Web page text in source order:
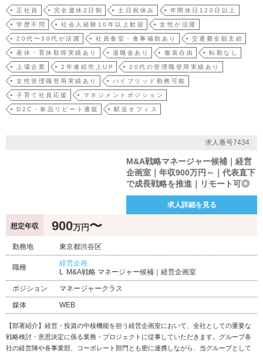
ィング、コンテンツ作成・配信後の結果分析と改善案の検討・商品特徴、競合、ター
ゲットの調査(自社商品だけではなく、市場を知るための他社商品の使用や、インター
ネット・SNS…
正社員 完全週休2日制 土日祝休み 年間休日120日以上
学歴不問 社会人経験10年以上歓迎 女性が活躍
20代〜30代が活躍 社員食堂・食事補助あり 交通費全額支給
産休・育休取得実績あり 退職金あり 服装自由 転勤なし
上場企業 2年連続売上UP 20代の管理職登用実績あり
女性管理職登用実績あり ハイブリッド勤務可能
子育て社員応援 マネジメントポジション
D2C・単品リピート通販 駅近オフィス
求人番号7434
M&A戦略マネージャー候補｜経営
企画室｜年収900万円～｜代表直下
で成長戦略を推進｜リモート可◎
求人詳細を見る
想定年収 900万円〜
勤務地 東京都渋谷区
職種
経営企画
M&A戦略 マネージャー候補｜経営企画室
ポジション
マネージャークラス
媒体
WEB
【部署紹介】経営・投資の中核機能を担う経営企画室において、全社としての重要な
戦略検討・意思決定に係る業務・プロジェクトに従事していただきます。グループ各
社の経営陣や各事業部、コーポレート部門とも密に連携しながら、当グループとして